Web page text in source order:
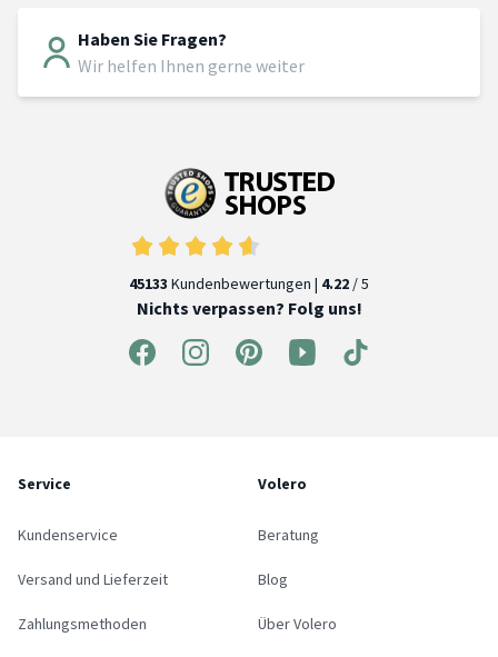
Haben Sie Fragen?
Wir helfen Ihnen gerne weiter
45133 Kundenbewertungen | 4.22 / 5
Nichts verpassen? Folg uns!
Service
Kundenservice
Versand und Lieferzeit
Zahlungsmethoden
Volero
Beratung
Blog
Über Volero